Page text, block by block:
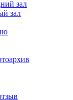
зал
зал